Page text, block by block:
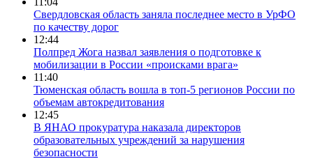
Свердловская область заняла последнее место в УрФО
по качеству дорог
12:44
Полпред Жога назвал заявления о подготовке к
мобилизации в России «происками врага»
11:40
Тюменская область вошла в топ-5 регионов России по
объемам автокредитования
12:45
В ЯНАО прокуратура наказала директоров
образовательных учреждений за нарушения
безопасности